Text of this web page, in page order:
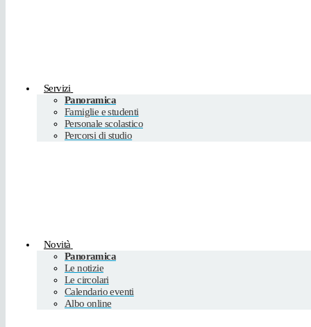
Servizi
Panoramica
Famiglie e studenti
Personale scolastico
Percorsi di studio
Novità
Panoramica
Le notizie
Le circolari
Calendario eventi
Albo online